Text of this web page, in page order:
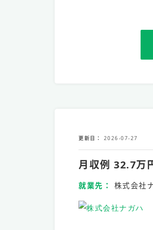
更新日 2026-07-27
月収例 32.7万
就業先 株式会社